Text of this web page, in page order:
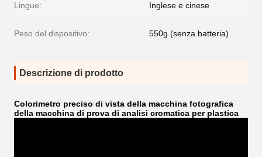
Lingue: Inglese e cinese
Peso del dispositivo: 550g (senza batteria)
Descrizione di prodotto
Colorimetro preciso di vista della macchina fotografica
della macchina di prova di analisi cromatica per plastica